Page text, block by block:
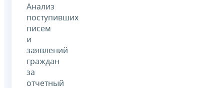
Анализ
поступивших
писем
и
заявлений
граждан
за
отчетный